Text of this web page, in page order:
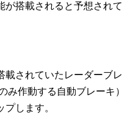
が搭載されると予想されて
載されていたレーダーブレ
み作動する自動ブレーキ）
します。